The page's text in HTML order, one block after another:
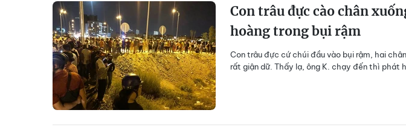
Con trâu đực cào chân
hoàng trong bụi rậm
Con trâu đực cứ chúi đầu vào bụi rậm, hai
rất giận dữ. Thấy lạ, ông K. chạy đến thì phát